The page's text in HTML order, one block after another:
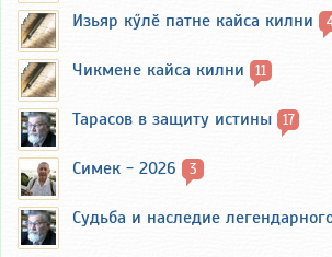
Изьяр кӳлӗ патне кайса килни
Чикмене кайса килни 11
Тарасов в защиту истины 17
Симек - 2026 3
Судьба и наследие